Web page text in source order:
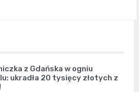
z Gdańska w ogniu
ukradła 20 tysięcy złotych z